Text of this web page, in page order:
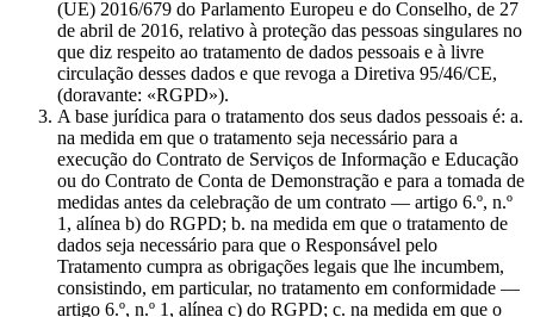
(UE) 2016/679 do Parlamento Europeu e do Conselho, de 27
de abril de 2016, relativo à proteção das pessoas singulares no
que diz respeito ao tratamento de dados pessoais e à livre
circulação desses dados e que revoga a Diretiva 95/46/CE,
(doravante: «RGPD»).
A base jurídica para o tratamento dos seus dados pessoais é: a.
na medida em que o tratamento seja necessário para a
execução do Contrato de Serviços de Informação e Educação
ou do Contrato de Conta de Demonstração e para a tomada de
medidas antes da celebração de um contrato — artigo 6.º, n.º
1, alínea b) do RGPD; b. na medida em que o tratamento de
dados seja necessário para que o Responsável pelo
Tratamento cumpra as obrigações legais que lhe incumbem,
consistindo, em particular, no tratamento em conformidade —
artigo 6.º, n.º 1, alínea c) do RGPD; c. na medida em que o